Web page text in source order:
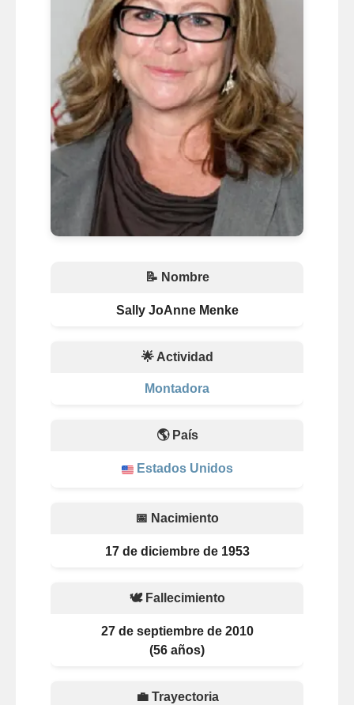
📝 Nombre
Sally JoAnne Menke
🌟 Actividad
Montadora
🌎 País
Estados Unidos
📅 Nacimiento
17 de diciembre de 1953
🕊️ Fallecimiento
27 de septiembre de 2010
(56 años)
💼 Trayectoria